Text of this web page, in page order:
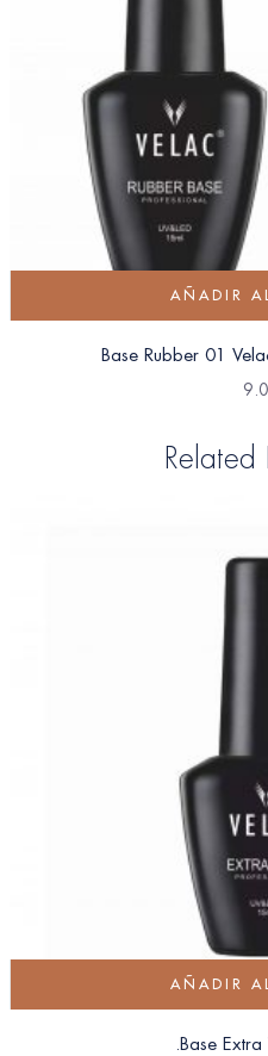
AÑADIR
Base Rubber 01
Related
AÑADIR
.Base